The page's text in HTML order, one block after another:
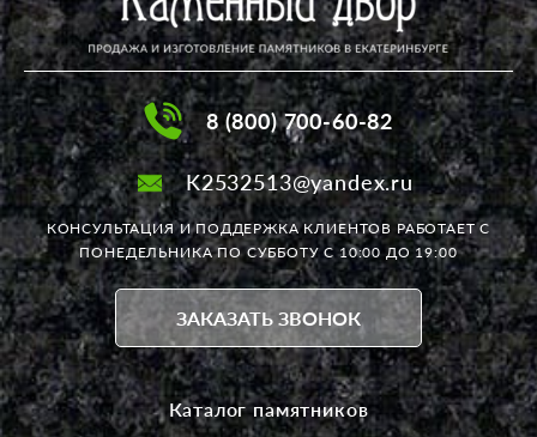
8 (800) 700-60-82
K2532513@yandex.ru
КОНСУЛЬТАЦИЯ И ПОДДЕРЖКА КЛИЕНТОВ РАБОТАЕТС
ПОНЕДЕЛЬНИКА ПО СУББОТУ С 10:00 ДО 19:00
ЗАКАЗАТЬ ЗВОНОК
Каталог памятников